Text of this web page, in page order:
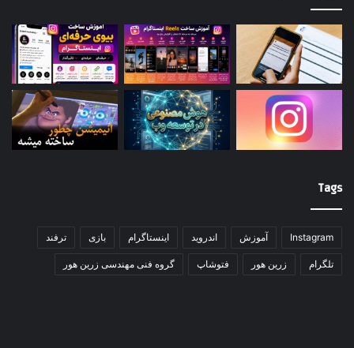
Tags
Instagram آموزش اندروید اینستاگرام بازی ترفند
تلگرام زرین هور فتوشاپ گروه فنی مهندسی زرین هور